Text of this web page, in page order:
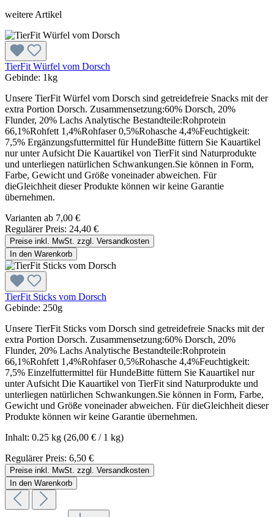
weitere Artikel
TierFit Würfel vom Dorsch
Gebinde: 1kg
Unsere TierFit Würfel vom Dorsch sind getreidefreie Snacks mit der
extra Portion Dorsch. Zusammensetzung:60% Dorsch, 20%
Flunder, 20% Lachs Analytische Bestandteile:Rohprotein
66,1%Rohfett 1,4%Rohfaser 0,5%Rohasche 4,4%Feuchtigkeit:
7,5% Ergänzungsfuttermittel für HundeBitte füttern Sie Kauartikel
nur unter Aufsicht Die Kauartikel von TierFit sind Naturprodukte
und unterliegen natürlichen Schwankungen.Sie können in Form,
Farbe, Gewicht und Größe voneinader abweichen. Für
dieGleichheit dieser Produkte können wir keine Garantie
übernehmen.
Varianten ab 7,00 €
Regulärer Preis: 24,40 €
Preise inkl. MwSt. zzgl. Versandkosten
In den Warenkorb
TierFit Sticks vom Dorsch
Gebinde: 250g
Unsere TierFit Sticks vom Dorsch sind getreidefreie Snacks mit der
extra Portion Dorsch. Zusammensetzung:60% Dorsch, 20%
Flunder, 20% Lachs Analytische Bestandteile:Rohprotein
66,1%Rohfett 1,4%Rohfaser 0,5%Rohasche 4,4%Feuchtigkeit:
7,5% Einzelfuttermittel für HundeBitte füttern Sie Kauartikel nur
unter Aufsicht Die Kauartikel von TierFit sind Naturprodukte und
unterliegen natürlichen Schwankungen.Sie können in Form, Farbe,
Gewicht und Größe voneinader abweichen. Für dieGleichheit dieser
Produkte können wir keine Garantie übernehmen.
Inhalt: 0.25 kg (26,00 € / 1 kg)
Regulärer Preis: 6,50 €
Preise inkl. MwSt. zzgl. Versandkosten
In den Warenkorb